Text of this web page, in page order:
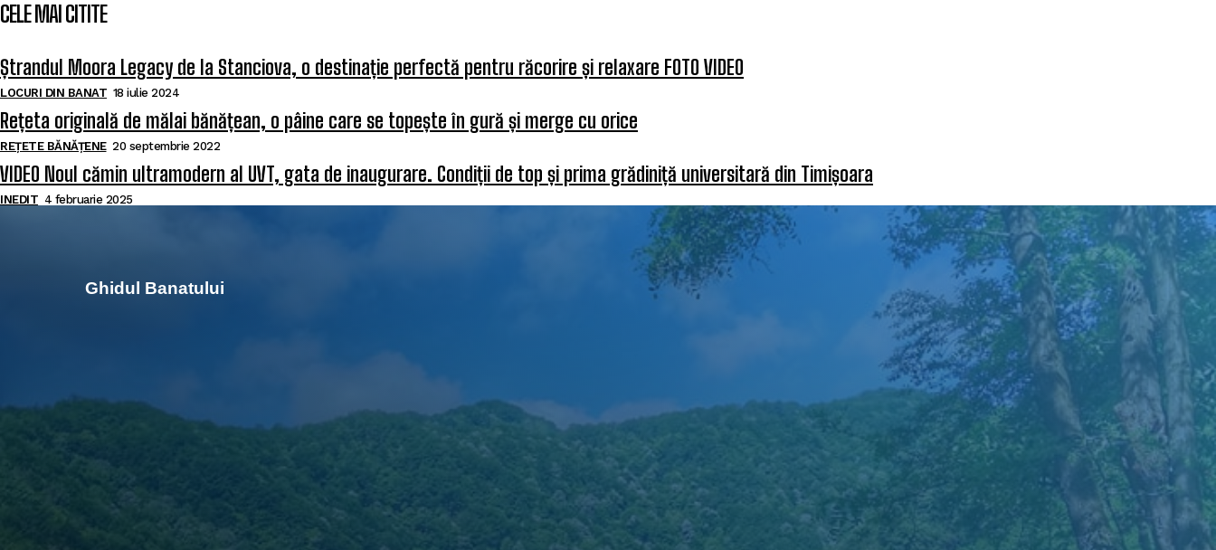
CELE MAI CITITE
Ștrandul Moora Legacy de la Stanciova, o destinație perfectă pentru răcorire și relaxare FOTO VIDEO
LOCURI DIN BANAT 18 iulie 2024
Rețeta originală de mălai bănățean, o pâine care se topește în gură și merge cu orice
REȚETE BĂNĂȚENE 20 septembrie 2022
VIDEO Noul cămin ultramodern al UVT, gata de inaugurare. Condiții de top și prima grădiniță universitară din Timișoara
INEDIT 4 februarie 2025
Ghidul Banatului